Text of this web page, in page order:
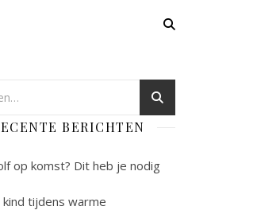
BERICHTEN
op komst? Dit heb je nodig
tijdens warme